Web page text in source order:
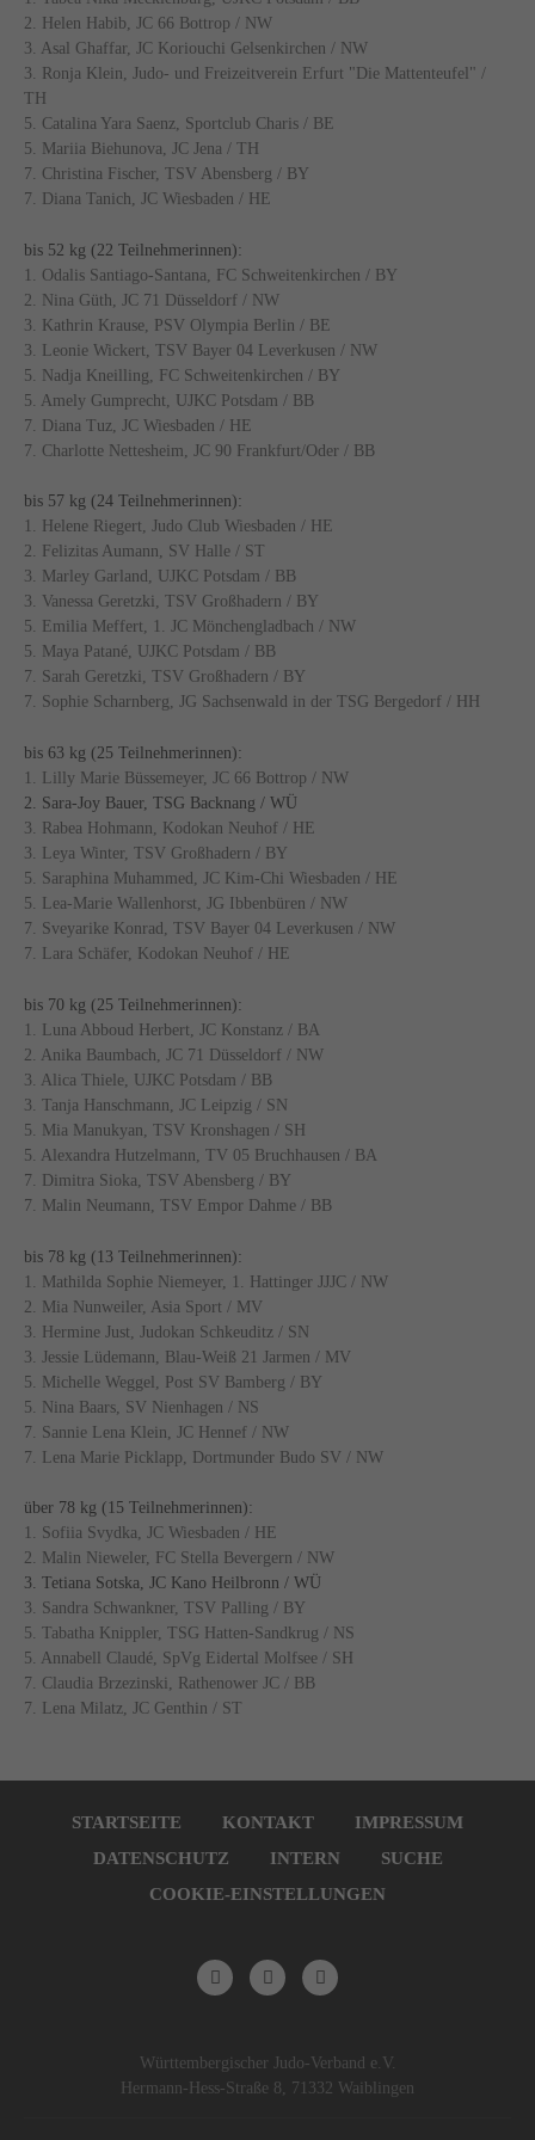
2. Helen Habib, JC 66 Bottrop / NW
3. Asal Ghaffar, JC Koriouchi Gelsenkirchen / NW
3. Ronja Klein, Judo- und Freizeitverein Erfurt "Die Mattenteufel" /
TH
5. Catalina Yara Saenz, Sportclub Charis / BE
5. Mariia Biehunova, JC Jena / TH
7. Christina Fischer, TSV Abensberg / BY
7. Diana Tanich, JC Wiesbaden / HE
bis 52 kg (22 Teilnehmerinnen):
1. Odalis Santiago-Santana, FC Schweitenkirchen / BY
2. Nina Güth, JC 71 Düsseldorf / NW
3. Kathrin Krause, PSV Olympia Berlin / BE
3. Leonie Wickert, TSV Bayer 04 Leverkusen / NW
5. Nadja Kneilling, FC Schweitenkirchen / BY
5. Amely Gumprecht, UJKC Potsdam / BB
7. Diana Tuz, JC Wiesbaden / HE
7. Charlotte Nettesheim, JC 90 Frankfurt/Oder / BB
bis 57 kg (24 Teilnehmerinnen):
1. Helene Riegert, Judo Club Wiesbaden / HE
2. Felizitas Aumann, SV Halle / ST
3. Marley Garland, UJKC Potsdam / BB
3. Vanessa Geretzki, TSV Großhadern / BY
5. Emilia Meffert, 1. JC Mönchengladbach / NW
5. Maya Patané, UJKC Potsdam / BB
7. Sarah Geretzki, TSV Großhadern / BY
7. Sophie Scharnberg, JG Sachsenwald in der TSG Bergedorf / HH
bis 63 kg (25 Teilnehmerinnen):
1. Lilly Marie Büssemeyer, JC 66 Bottrop / NW
2. Sara-Joy Bauer, TSG Backnang / WÜ
3. Rabea Hohmann, Kodokan Neuhof / HE
3. Leya Winter, TSV Großhadern / BY
5. Saraphina Muhammed, JC Kim-Chi Wiesbaden / HE
5. Lea-Marie Wallenhorst, JG Ibbenbüren / NW
7. Sveyarike Konrad, TSV Bayer 04 Leverkusen / NW
7. Lara Schäfer, Kodokan Neuhof / HE
bis 70 kg (25 Teilnehmerinnen):
1. Luna Abboud Herbert, JC Konstanz / BA
2. Anika Baumbach, JC 71 Düsseldorf / NW
3. Alica Thiele, UJKC Potsdam / BB
3. Tanja Hanschmann, JC Leipzig / SN
5. Mia Manukyan, TSV Kronshagen / SH
5. Alexandra Hutzelmann, TV 05 Bruchhausen / BA
7. Dimitra Sioka, TSV Abensberg / BY
7. Malin Neumann, TSV Empor Dahme / BB
bis 78 kg (13 Teilnehmerinnen):
1. Mathilda Sophie Niemeyer, 1. Hattinger JJJC / NW
2. Mia Nunweiler, Asia Sport / MV
3. Hermine Just, Judokan Schkeuditz / SN
3. Jessie Lüdemann, Blau-Weiß 21 Jarmen / MV
5. Michelle Weggel, Post SV Bamberg / BY
5. Nina Baars, SV Nienhagen / NS
7. Sannie Lena Klein, JC Hennef / NW
7. Lena Marie Picklapp, Dortmunder Budo SV / NW
über 78 kg (15 Teilnehmerinnen):
1. Sofiia Svydka, JC Wiesbaden / HE
2. Malin Nieweler, FC Stella Bevergern / NW
3. Tetiana Sotska, JC Kano Heilbronn / WÜ
3. Sandra Schwankner, TSV Palling / BY
5. Tabatha Knippler, TSG Hatten-Sandkrug / NS
5. Annabell Claudé, SpVg Eidertal Molfsee / SH
7. Claudia Brzezinski, Rathenower JC / BB
7. Lena Milatz, JC Genthin / ST
überspringenSTARTSEITE KONTAKT
IMPRESSUM
DATENSCHUTZ
INTERN
SUCHE
COOKIE-EINSTELLUNGEN
Württembergischer Judo-Verband e.V.
Hermann-Hess-Straße 8, 71332 Waiblingen